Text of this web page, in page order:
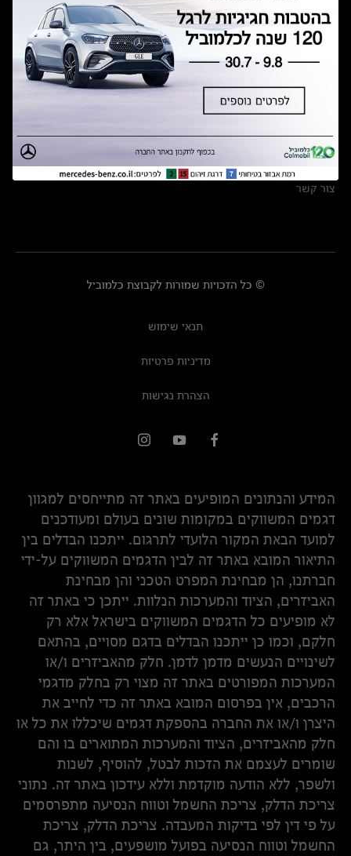
תקנון ימי מכירות 120 לכלמוביל
מצאו אותנו
אולמות תצוגה
מרכזי שירות
צור קשר
© כל הזכויות שמורות לקבוצת כלמוביל
תנאי שימוש
מדיניות פרטיות
הצהרת נגישות
המידע והנתונים המופיעים באתר זה מתייחסים למגוון
דגמים המשווקים במקומות שונים בעולם ומעודכנים
למועד הבאת המקור הלועדי לתרגום. ייתכנו הבדלים בין
התיאור המובא באתר זה לבין הדגמים המשווקים על-ידי
חברתנו, הן מבחינת המפרט הטכני והן מבחינת
האביזרים, הציוד והמערכות הנלוות. ייתכן כי באתר זה
לא מופיעים כל הדגמים המשווקים בישראל אלא רק
חלקם, וכמו כן ייתכנו הבדלים בדגם מסויים, בהתאם
לשינויים הנעשים מדמן לדמן. חלק מהאביזרים ו/או
המערכות המפורטים באתר זה מצוי רק בחלק מדגמי
הרכבים, אין בפרסום המובא באתר זה כדי לחייב את
היצרן ו/או את החברה בהספקת דגמים שיכללו את כל או
חלק מהאביזרים, הציוד והמערכות המתוארים בו והם
שומרים לעצמם את הזכות לבטל, להוסיף, לשנות
ולשפר, ללא הודעה מוקדמת וללא עידכון באתר זה. נתוני
צריכת הדלק, צריכת החשמל וטווח הנסיעה מתפרסמים
על פי דין לפי בדיקות המעבדה. צריכת הדלק, צריכת
החשמל וטווח הנסיעה בפועל מושפעים, בין היתר, גם